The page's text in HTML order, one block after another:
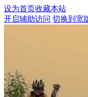
设为首页收藏本站
开启辅助访问 切换到宽